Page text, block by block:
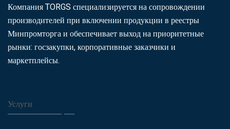
Компания TORGS специализируется на сопровождении
производителей при включении продукции в реестры
Минпромторга и обеспечивает выход на приоритетные
рынки: госзакупки, корпоративные заказчики и
маркетплейсы.
Услуги